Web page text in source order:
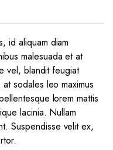
id aliquam diam
malesuada et at
vel, blandit feugiat
sodales leo maximus
lorem mattis
lacinia. Nullam
Suspendisse velit ex,